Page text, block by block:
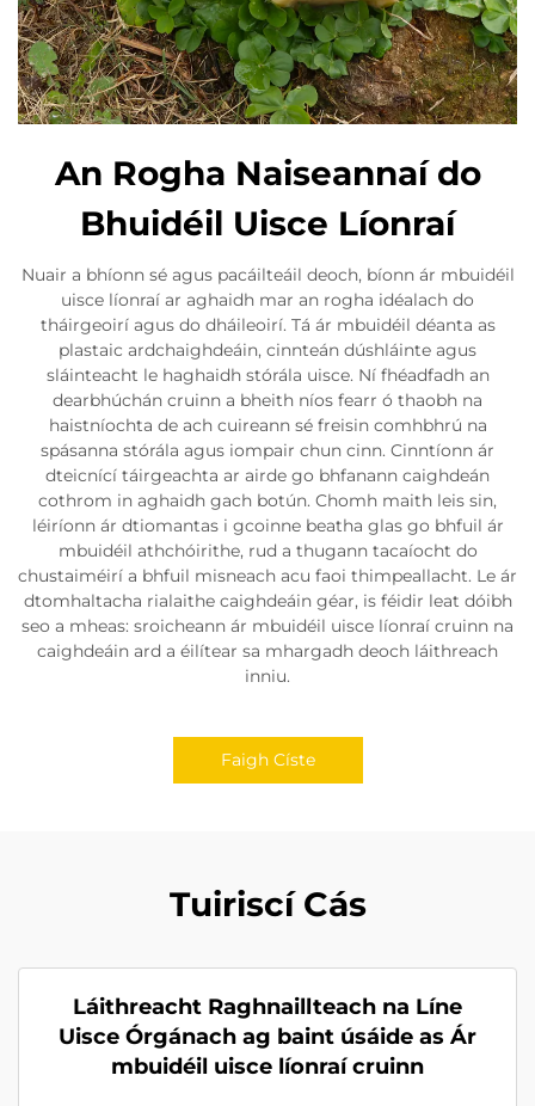
An Rogha Naiseannaí do
Bhuidéil Uisce Líonraí
Nuair a bhíonn sé agus pacáilteáil deoch, bíonn ár mbuidéil
uisce líonraí ar aghaidh mar an rogha idéalach do
tháirgeoirí agus do dháileoirí. Tá ár mbuidéil déanta as
plastaic ardchaighdeáin, cinnteán dúshláinte agus
sláinteacht le haghaidh stórála uisce. Ní fhéadfadh an
dearbhúchán cruinn a bheith níos fearr ó thaobh na
haistníochta de ach cuireann sé freisin comhbhrú na
spásanna stórála agus iompair chun cinn. Cinntíonn ár
dteicnící táirgeachta ar airde go bhfanann caighdeán
cothrom in aghaidh gach botún. Chomh maith leis sin,
léiríonn ár dtiomantas i gcoinne beatha glas go bhfuil ár
mbuidéil athchóirithe, rud a thugann tacaíocht do
chustaiméirí a bhfuil misneach acu faoi thimpeallacht. Le ár
dtomhaltacha rialaithe caighdeáin géar, is féidir leat dóibh
seo a mheas: sroicheann ár mbuidéil uisce líonraí cruinn na
caighdeáin ard a éilítear sa mhargadh deoch láithreach
inniu.
Faigh Císte
Tuiriscí Cás
Láithreacht Raghnaillteach na Líne
Uisce Órgánach ag baint úsáide as Ár
mbuidéil uisce líonraí cruinn